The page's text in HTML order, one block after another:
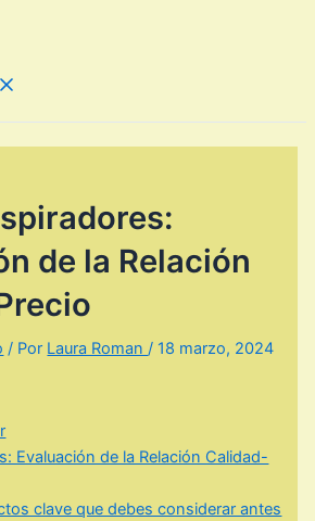
de la Relación
/ Por Laura Roman/18 marzo, 2024
Evaluación de la Relación Calidad-
clave que debes considerar antes